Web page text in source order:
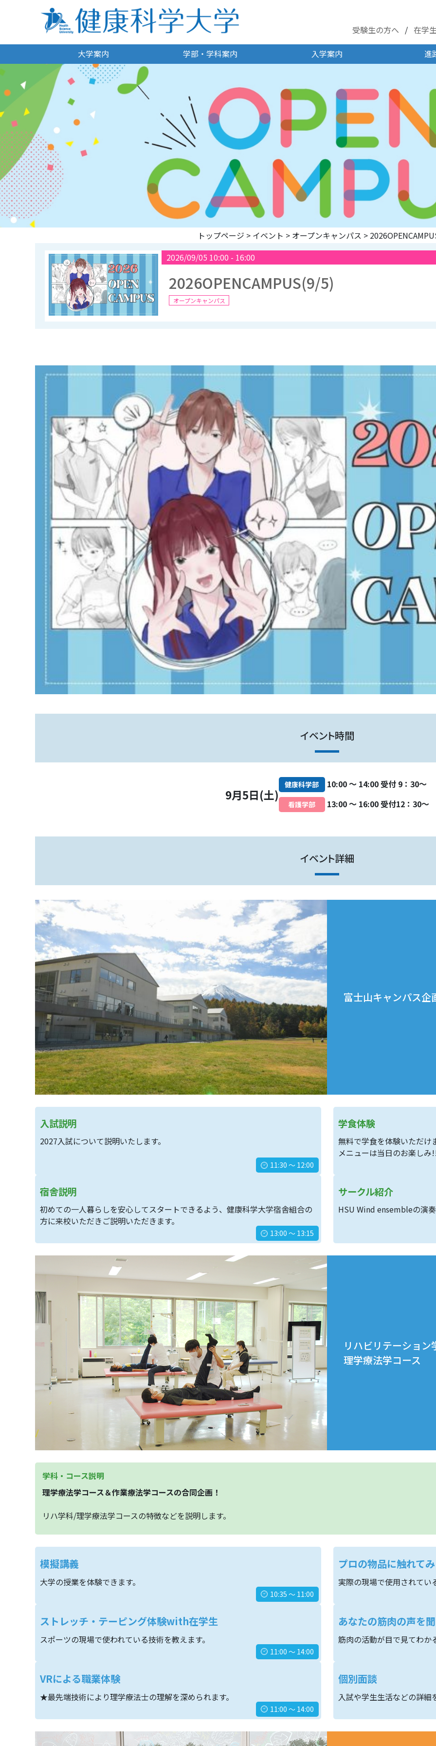
受験生の方へ 在学
大学案内 学部・学科案内 入学案内 進
トップページ > イベント > オープンキャンパス >
2026/09/05 10:00 - 16:00
2026OPENCAMPUS(9/5)
オープンキャンパス
イベント時間
9月5日(土)
健康科学部 10:00 ～ 14:00 受付 9：30～
看護学部 13:00 ～ 16:00 受付12：30～
イベント詳細
富士山キャンパス企
入試説明
2027入試について説明いたします。
11:30 ～ 12:00
学食体験
無料で学食を体験いただけ
メニューは当日のお楽しみ
宿舎説明
初めての一人暮らしを安心してスタートできるよう、健康科学大学宿舎組合の
方に来校いただきご説明いただきます。
13:00 ～ 13:15
サークル紹介
HSU Wind ensembleの演
リハビリテーション
理学療法学コース
学科・コース説明
理学療法学コース＆作業療法学コースの合同企画！
リハ学科/理学療法学コースの特徴などを説明します。
模擬講義
大学の授業を体験できます。
10:35 ～ 11:00
プロの物品に触れて
実際の現場で使用されてい
ストレッチ・テーピング体験with在学生
スポーツの現場で使われている技術を教えます。
11:00 〜 14:00
あなたの筋肉の声を
筋肉の活動が目で見てわか
VRによる職業体験
★最先端技術により理学療法士の理解を深められます。
11:00 ～ 14:00
個別面談
入試や学生生活などの詳細